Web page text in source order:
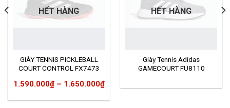
HẾT HÀNG
GIÀY TENNIS PICKLEBALL
COURT CONTROL FX7473
1.590.000₫– 1.650.000₫
HẾT HÀNG
Giày Tennis Adidas
GAMECOURT FU8110